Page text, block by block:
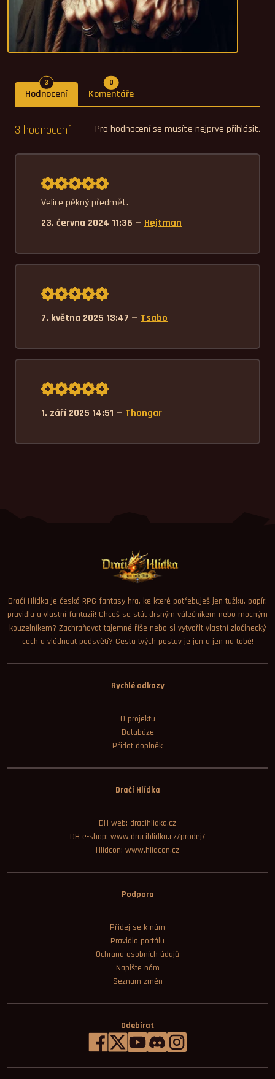
Hodnocení
3 Počet hodnocení
Komentáře
0Počet komentářů
Pro hodnocení se musíte nejprve přihlásit.
3 hodnocení
Průměrné hodnocení 5,0.
Velice pěkný předmět.
23. června 2024 11:36 — Hejtman
Průměrné hodnocení 5,0.
7. května 2025 13:47 — Tsabo
Průměrné hodnocení 5,0.
1. září 2025 14:51 — Thongar
Dračí Hlídka je česká RPG fantasy hra, ke které potřebuješ jen tužku, papír,
pravidla a vlastní fantazii! Chceš se stát drsným válečníkem nebo mocným
kouzelníkem? Zachraňovat tajemné říše nebo si vytvořit vlastní zločinecký
cech a vládnout podsvětí? Cesta tvých postav je jen a jen na tobě!
Rychlé odkazy
O projektu
Databáze
Přidat doplněk
Dračí Hlídka
DH web: dracihlidka.cz
DH e-shop: www.dracihlidka.cz/prodej/
Hlídcon: www.hlidcon.cz
Podpora
Přidej se k nám
Pravidla portálu
Ochrana osobních údajů
Napište nám
Seznam změn
Odebírat